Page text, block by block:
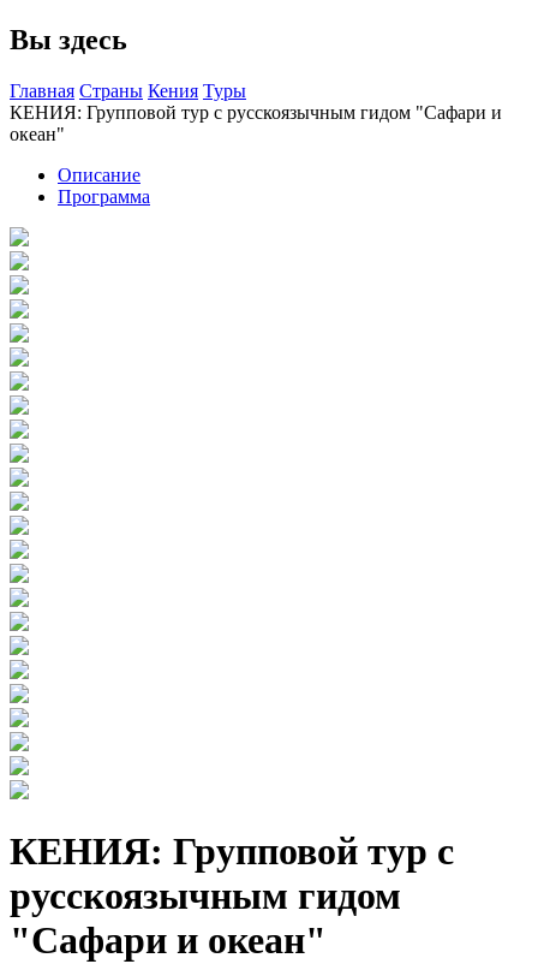
Вы здесь
Главная Страны Кения Туры
КЕНИЯ: Групповой тур с русскоязычным гидом "Сафари и
океан"
Описание
Программа
КЕНИЯ: Групповой тур с
русскоязычным гидом
"Сафари и океан"